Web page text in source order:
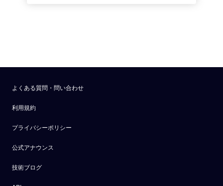
よくある質問・問い合わせ
利用規約
プライバシーポリシー
公式アナウンス
技術ブログ